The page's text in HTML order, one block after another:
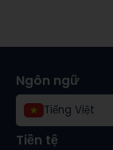
Ngôn ngữ
Tiếng Việt
Tiền tệ